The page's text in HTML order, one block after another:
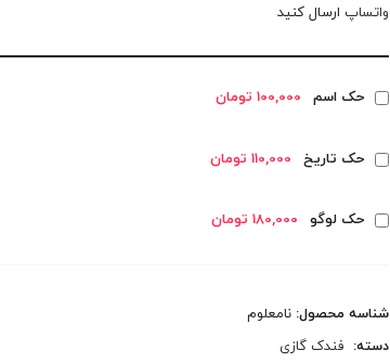
واتساپ ارسال کنید
حک اسم 100,000 تومان
حک تاریخ 110,000 تومان
حک لوگو 180,000 تومان
شناسه محصول: نامعلوم
دسته: فندک گازی